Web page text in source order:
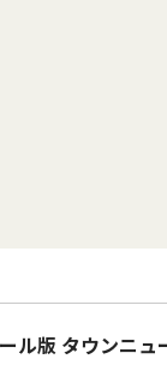
ル版 タウンニュ